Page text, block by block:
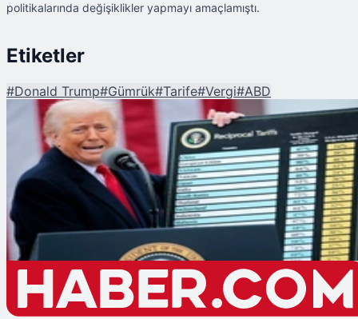
politikalarında değişiklikler yapmayı amaçlamıştı.
Etiketler
#Donald Trump#Gümrük#Tarife#Vergi#ABD
Şu An Okunan
ABD'nin Ertelediği Tarifeleri Uzatma Kararı